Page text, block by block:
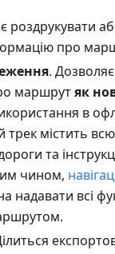
роздрукувати
про
.
маршрутяк
в
трек містить
та
чином,
надавати всі